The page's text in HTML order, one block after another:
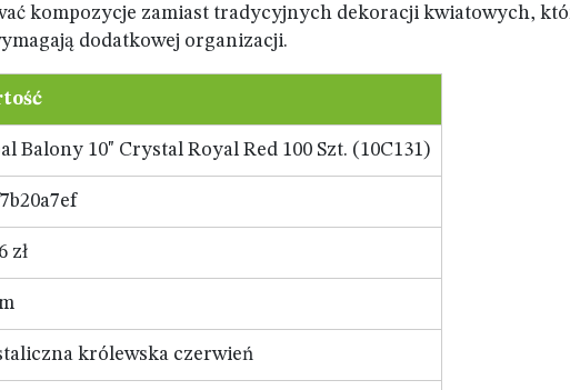
kompozycje zamiast tradycyjnych dekoracji kwiatowych,
dodatkowej organizacji.
Balony 10" Crystal Royal Red 100 Szt. (10C131)
zł
królewska czerwień